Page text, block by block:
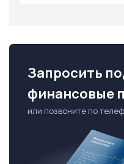
Запросить
финансовые
или позвоните по